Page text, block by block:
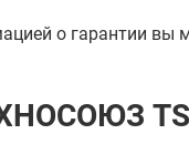
о гарантии вы